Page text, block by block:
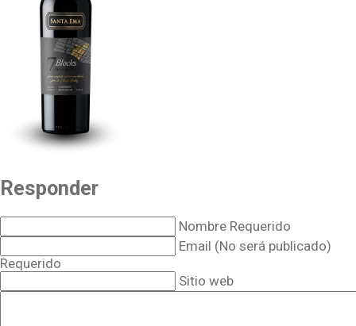
Responder
Nombre Requerido
Email (No será publicado)
Requerido
Sitio web